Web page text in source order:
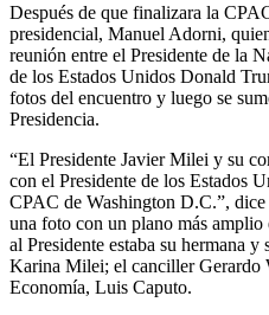
Después de que finalizara la
presidencial, Manuel Adorni,
reunión entre el Presidente de la
de los Estados Unidos Donald
fotos del encuentro y luego se
Presidencia.
“El Presidente Javier Milei y su
con el Presidente de los Estados
CPAC de Washington D.C.”,
una foto con un plano más
al Presidente estaba su hermana y
Karina Milei; el canciller Gerardo
Economía, Luis Caputo.